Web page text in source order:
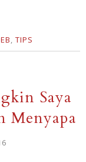
, TIPS
Saya
Menyapa